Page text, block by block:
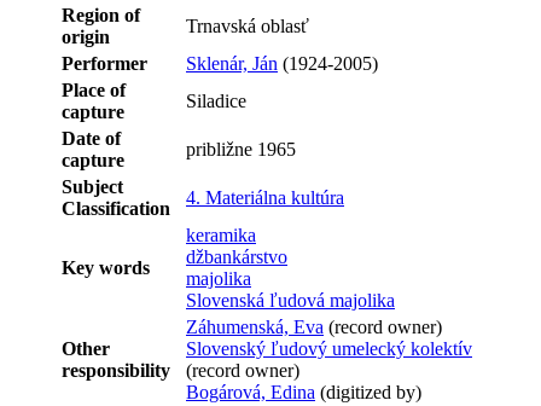
Region of
origin
Trnavská oblasť
Performer
Sklenár, Ján (1924-2005)
Place of
capture
Siladice
Date of
capture
približne 1965
Subject
Classification
4. Materiálna kultúra
Key words
keramika
džbankárstvo
majolika
Slovenská ľudová majolika
Other
responsibility
Záhumenská, Eva (record owner)
Slovenský ľudový umelecký kolektív
(record owner)
Bogárová, Edina (digitized by)